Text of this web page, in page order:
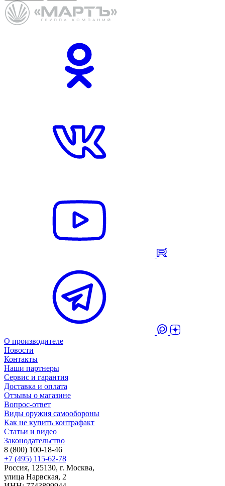
О производителе
Новости
Контакты
Наши партнеры
Сервис и гарантия
Доставка и оплата
Отзывы о магазине
Вопрос-ответ
Виды оружия самообороны
Как не купить контрафакт
Статьи и видео
Законодательство
8 (800) 100-18-46
+7 (495) 115-62-78
Россия, 125130, г. Москва,
улица Нарвская, 2